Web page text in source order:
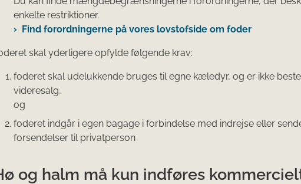
enkelte restriktioner.
Find forordningerne på vores lovstofside om foder
skal yderligere opfylde følgende krav:
foderet skal udelukkende bruges til egne kæledyr, og er ikke
videresalg,
og
foderet indgår i egen bagage i forbindelse med indrejse eller
forsendelser til privatperson
og halm må kun indføres